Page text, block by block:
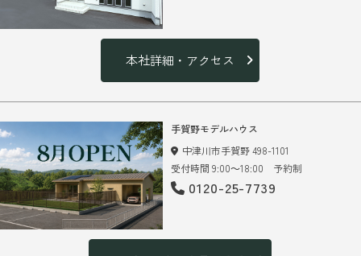
本社詳細・アクセス
手賀野モデルハウス
中津川市手賀野 498-1101
受付時間 9:00～18:00 予約制
0120-25-7739